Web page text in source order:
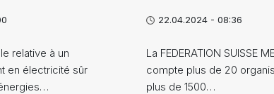
relative à un
en électricité sûr
22.04.2024 - 08:36
La FEDERATION SUISSE
compte plus de 20
plus de 1500…